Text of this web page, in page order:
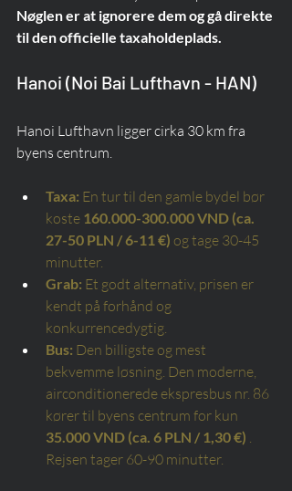
Nøglen er at ignorere dem og gå direkte
til den officielle taxaholdeplads.
Hanoi (Noi Bai Lufthavn - HAN)
Hanoi Lufthavn ligger cirka 30 km fra
byens centrum.
Taxa: En tur til den gamle bydel bør
koste 160.000-300.000 VND (ca.
27-50 PLN / 6-11 €) og tage 30-45
minutter.
Grab: Et godt alternativ, prisen er
kendt på forhånd og
konkurrencedygtig.
Bus: Den billigste og mest
bekvemme løsning. Den moderne,
airconditionerede ekspresbus nr. 86
kører til byens centrum for kun
35.000 VND (ca. 6 PLN / 1,30 €)
Rejsen tager 60-90 minutter.